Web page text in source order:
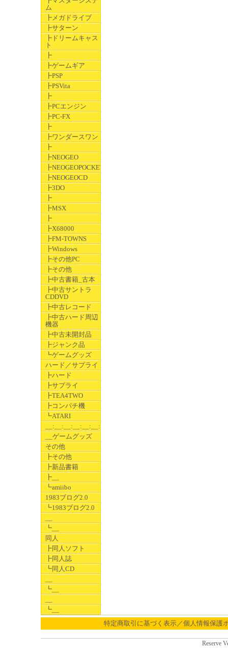
ム
┣メガドライブ
┣サターン
┣ドリームキャス
ト
┣
┣ゲームギア
┣PSP
┣PSVita
┣
┣PCエンジン
┣PC-FX
┣
┣ワンダースワン
┣
┣NEOGEO
┣NEOGEOPOCKET
┣NEOGEOCD
┣3DO
┣
┣MSX
┣
┣X68000
┣FM-TOWNS
┣Windows
┣その他PC
┣その他
┣中古書籍_古本
┣中古サントラ
CDDVD
┣中古レコード
┣中古ハード周辺
機器
┣中古未開封品
┣ジャンク品
┗ゲームグッズ
ハード／サプライ
┣ハード
┣サプライ
┣TEA4TWO
┣コンパチ機
┗ATARI
__:__:__:__:__:__:__
__ゲームグッズ
その他
┣その他
┣新品書籍
┣__
┗amiibo
1983ブログ2.0
┗1983ブログ2.0
┗__
同人
┣同人ソフト
┣同人誌
┗同人CD
┗__
┗__
特定商取引に基づく表示／個人情報保護
Reserve